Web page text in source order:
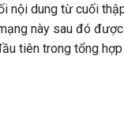
nội dung từ cuối
này sau đó
tiên trong tổng